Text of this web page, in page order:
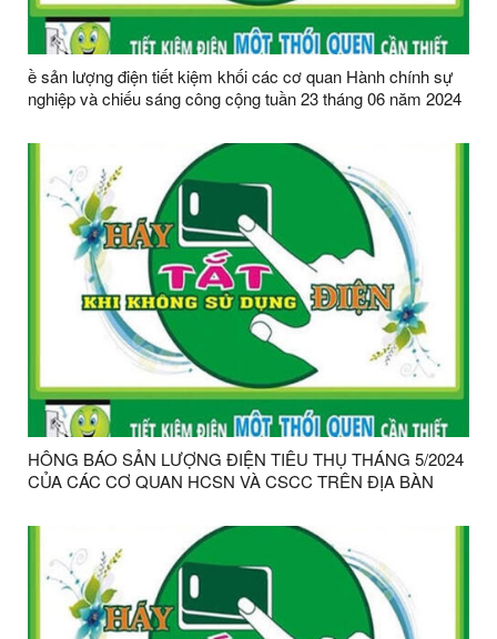
ề sản lượng điện tiết kiệm khối các cơ quan Hành chính sự
nghiệp và chiếu sáng công cộng tuần 23 tháng 06 năm 2024
HÔNG BÁO SẢN LƯỢNG ĐIỆN TIÊU THỤ THÁNG 5/2024
CỦA CÁC CƠ QUAN HCSN VÀ CSCC TRÊN ĐỊA BÀN